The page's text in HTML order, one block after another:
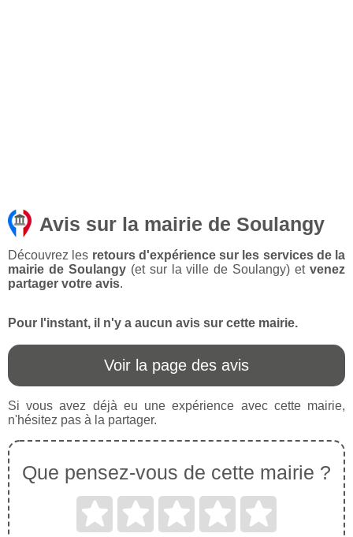
Avis sur la mairie de Soulangy
Découvrez les retours d'expérience sur les services de la
mairie de Soulangy(et sur la ville de Soulangy) etvenez
partager votre avis.
Pour l'instant, il n'y a aucun avis sur cette mairie.
Voir la page des avis
Si vous avez déjà eu une expérience avec cette mairie,
n'hésitez pas à la partager.
Que pensez-vous de cette mairie ?